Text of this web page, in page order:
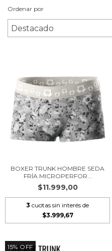
Ordenar por
BOXER TRUNK HOMBRE SEDA
FRÍA MICROPERFOR...
$11.999,00
3 cuotas sin interés de
$3.999,67
15% OFF